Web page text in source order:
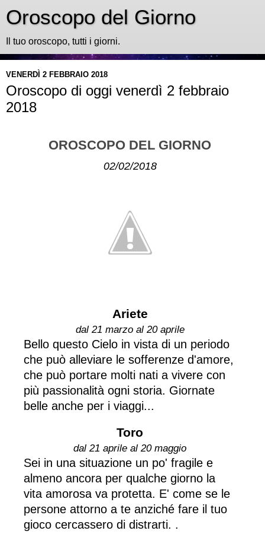
Oroscopo del Giorno
Il tuo oroscopo, tutti i giorni.
VENERDÌ 2 FEBBRAIO 2018
Oroscopo di oggi venerdì 2 febbraio
2018
OROSCOPO DEL GIORNO
02/02/2018
Ariete
dal 21 marzo al 20 aprile
Bello questo Cielo in vista di un periodo
che può alleviare le sofferenze d'amore,
che può portare molti nati a vivere con
più passionalità ogni storia. Giornate
belle anche per i viaggi...
Toro
dal 21 aprile al 20 maggio
Sei in una situazione un po' fragile e
almeno ancora per qualche giorno la
vita amorosa va protetta. E' come se le
persone attorno a te anziché fare il tuo
gioco cercassero di distrarti. .